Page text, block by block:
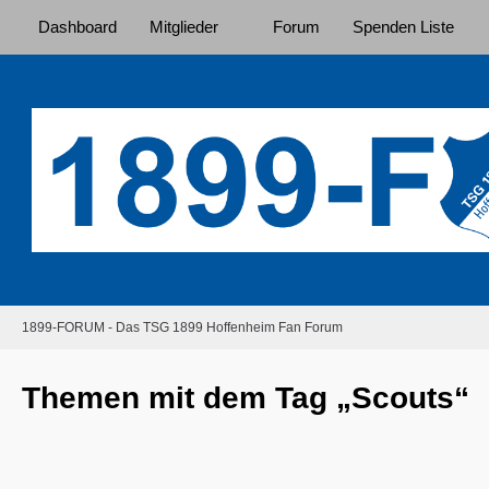
Dashboard Mitglieder Forum Spenden Liste
1899-FORUM - Das TSG 1899 Hoffenheim Fan Forum
Themen mit dem Tag „Scouts“